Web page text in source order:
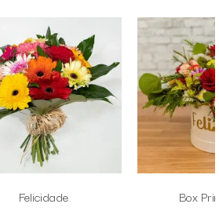
Felicidade Box